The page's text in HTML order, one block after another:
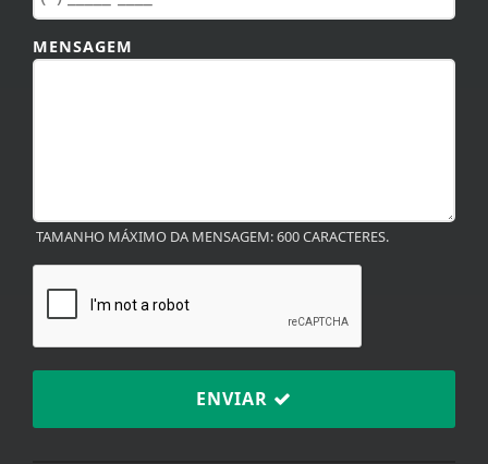
MENSAGEM
TAMANHO MÁXIMO DA MENSAGEM: 600 CARACTERES.
ENVIAR